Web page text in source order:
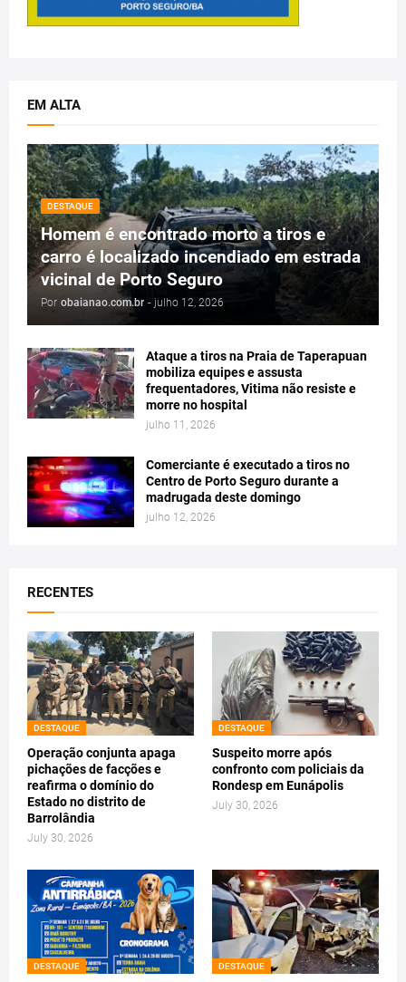
EM ALTA
DESTAQUE
Homem é encontrado morto a tiros e
carro é localizado incendiado em estrada
vicinal de Porto Seguro
Por obaianao.com.br - julho 12, 2026
Ataque a tiros na Praia de Taperapuan
mobiliza equipes e assusta
frequentadores, Vitima não resiste e
morre no hospital
julho 11, 2026
Comerciante é executado a tiros no
Centro de Porto Seguro durante a
madrugada deste domingo
julho 12, 2026
RECENTES
DESTAQUE
Operação conjunta apaga
pichações de facções e
reafirma o domínio do
Estado no distrito de
Barrolândia
July 30, 2026
DESTAQUE
Suspeito morre após
confronto com policiais da
Rondesp em Eunápolis
July 30, 2026
DESTAQUE DESTAQUE